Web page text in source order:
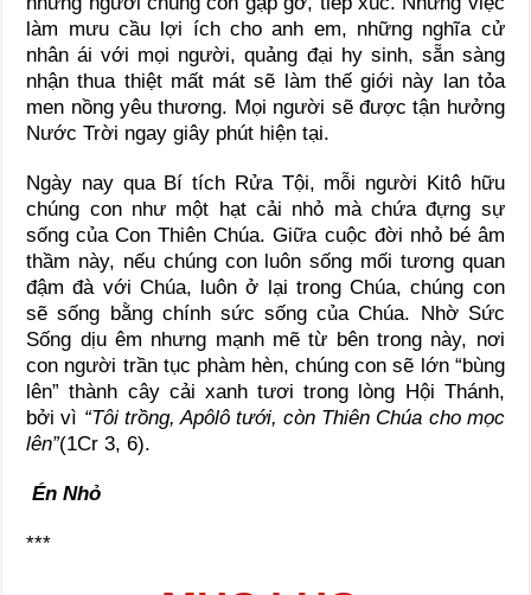
làm mưu cầu lợi ích cho anh em, những nghĩa cử
nhân ái với mọi người, quảng đại hy sinh, sẵn sàng
nhận thua thiệt mất mát sẽ làm thế giới này lan tỏa
men nồng yêu thương. Mọi người sẽ được tận hưởng
Nước Trời ngay giây phút hiện tại.
Ngày nay qua Bí tích Rửa Tội, mỗi người Kitô hữu
chúng con như một hạt cải nhỏ mà chứa đựng sự
sống của Con Thiên Chúa. Giữa cuộc đời nhỏ bé âm
thầm này, nếu chúng con luôn sống mối tương quan
đậm đà với Chúa, luôn ở lại trong Chúa, chúng con
sẽ sống bằng chính sức sống của Chúa. Nhờ Sức
Sống dịu êm nhưng mạnh mẽ từ bên trong này, nơi
con người trần tục phàm hèn, chúng con sẽ lớn “bùng
lên” thành cây cải xanh tươi trong lòng Hội Thánh,
bởi vì “Tôi trồng, Apôlô tưới, còn Thiên Chúa cho mọc
lên”(1Cr 3, 6).
Én Nhỏ
***